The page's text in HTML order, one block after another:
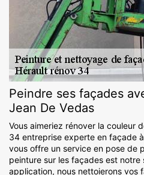
Peindre ses façades
Jean De Vedas
Vous aimeriez rénover la couleur
34 entreprise experte en façade
vous offre un service en pose de
peinture sur les façades est
application, nous nettoierons vos